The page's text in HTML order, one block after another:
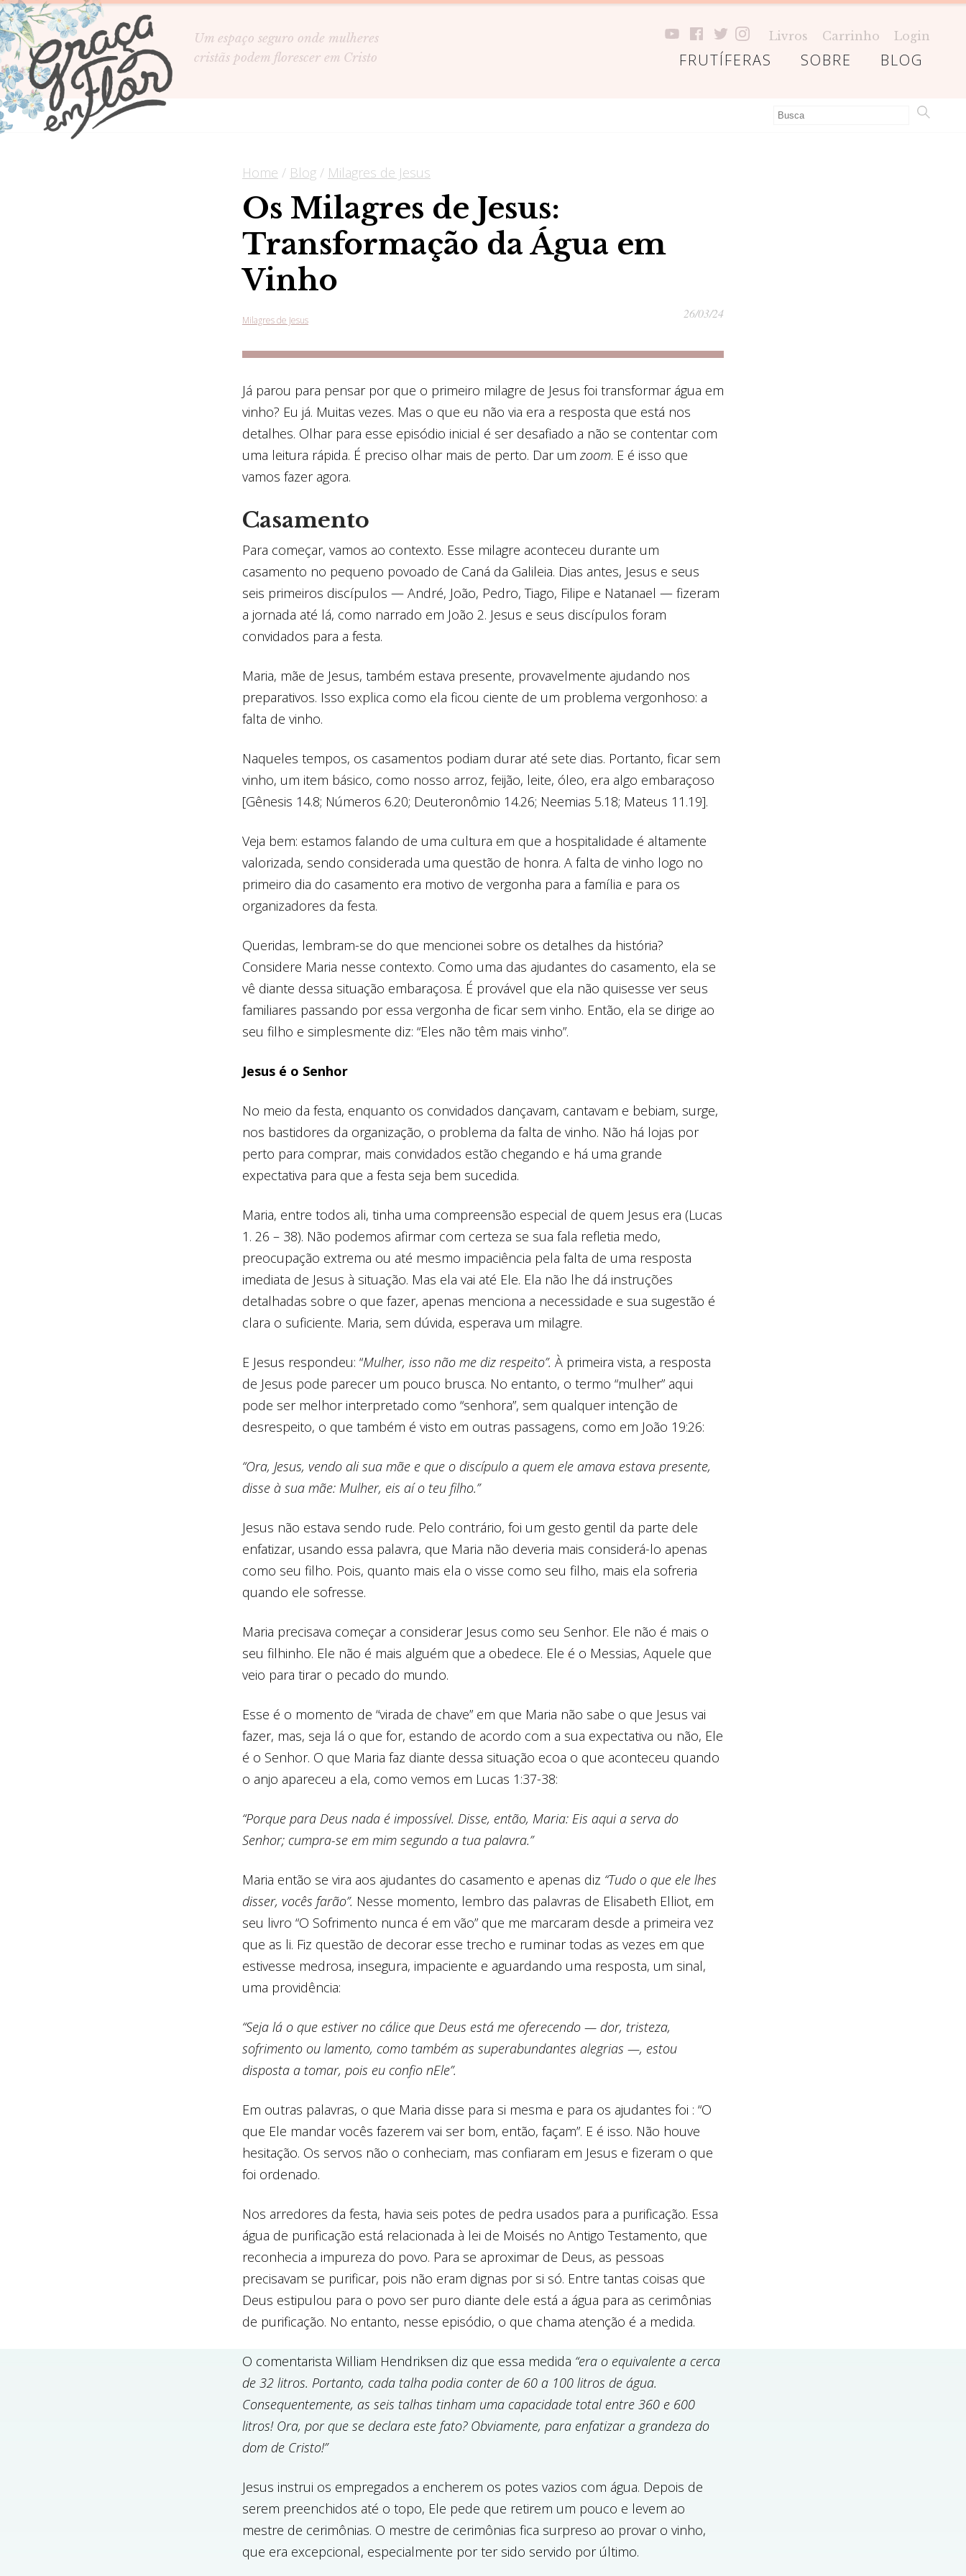
Um espaço seguro onde mulheres
cristãs podem florescer em Cristo
Livros Carrinho Login
BLOG
SOBRE
FRUTÍFERAS
Home / Blog / Milagres de Jesus
Os Milagres de Jesus:
Transformação da Água em
Vinho
Milagres de Jesus 26/03/24
Já parou para pensar por que o primeiro milagre de Jesus foi transformar água em
vinho? Eu já. Muitas vezes. Mas o que eu não via era a resposta que está nos
detalhes. Olhar para esse episódio inicial é ser desafiado a não se contentar com
uma leitura rápida. É preciso olhar mais de perto. Dar umzoom. E é isso que
vamos fazer agora.
Casamento
Para começar, vamos ao contexto. Esse milagre aconteceu durante um
casamento no pequeno povoado de Caná da Galileia. Dias antes, Jesus e seus
seis primeiros discípulos — André, João, Pedro, Tiago, Filipe e Natanael — fizeram
a jornada até lá, como narrado em João 2. Jesus e seus discípulos foram
convidados para a festa.
Maria, mãe de Jesus, também estava presente, provavelmente ajudando nos
preparativos. Isso explica como ela ficou ciente de um problema vergonhoso: a
falta de vinho.
Naqueles tempos, os casamentos podiam durar até sete dias. Portanto, ficar sem
vinho, um item básico, como nosso arroz, feijão, leite, óleo, era algo embaraçoso
[Gênesis 14.8; Números 6.20; Deuteronômio 14.26; Neemias 5.18; Mateus 11.19].
Veja bem: estamos falando de uma cultura em que a hospitalidade é altamente
valorizada, sendo considerada uma questão de honra. A falta de vinho logo no
primeiro dia do casamento era motivo de vergonha para a família e para os
organizadores da festa.
Queridas, lembram-se do que mencionei sobre os detalhes da história?
Considere Maria nesse contexto. Como uma das ajudantes do casamento, ela se
vê diante dessa situação embaraçosa. É provável que ela não quisesse ver seus
familiares passando por essa vergonha de ficar sem vinho. Então, ela se dirige ao
seu filho e simplesmente diz: “Eles não têm mais vinho”.
Jesus é o Senhor
No meio da festa, enquanto os convidados dançavam, cantavam e bebiam, surge,
nos bastidores da organização, o problema da falta de vinho. Não há lojas por
perto para comprar, mais convidados estão chegando e há uma grande
expectativa para que a festa seja bem sucedida.
Maria, entre todos ali, tinha uma compreensão especial de quem Jesus era (Lucas
1. 26 – 38). Não podemos afirmar com certeza se sua fala refletia medo,
preocupação extrema ou até mesmo impaciência pela falta de uma resposta
imediata de Jesus à situação. Mas ela vai até Ele. Ela não lhe dá instruções
detalhadas sobre o que fazer, apenas menciona a necessidade e sua sugestão é
clara o suficiente. Maria, sem dúvida, esperava um milagre.
E Jesus respondeu: “Mulher, isso não me diz respeito”. À primeira vista, a resposta
de Jesus pode parecer um pouco brusca. No entanto, o termo “mulher” aqui
pode ser melhor interpretado como “senhora”, sem qualquer intenção de
desrespeito, o que também é visto em outras passagens, como em João 19:26:
“Ora, Jesus, vendo ali sua mãe e que o discípulo a quem ele amava estava presente,
disse à sua mãe: Mulher, eis aí o teu filho.”
Jesus não estava sendo rude. Pelo contrário, foi um gesto gentil da parte dele
enfatizar, usando essa palavra, que Maria não deveria mais considerá-lo apenas
como seu filho. Pois, quanto mais ela o visse como seu filho, mais ela sofreria
quando ele sofresse.
Maria precisava começar a considerar Jesus como seu Senhor. Ele não é mais o
seu filhinho. Ele não é mais alguém que a obedece. Ele é o Messias, Aquele que
veio para tirar o pecado do mundo.
Esse é o momento de “virada de chave” em que Maria não sabe o que Jesus vai
fazer, mas, seja lá o que for, estando de acordo com a sua expectativa ou não, Ele
é o Senhor. O que Maria faz diante dessa situação ecoa o que aconteceu quando
o anjo apareceu a ela, como vemos em Lucas 1:37-38:
“Porque para Deus nada é impossível. Disse, então, Maria: Eis aqui a serva do
Senhor; cumpra-se em mim segundo a tua palavra.”
Maria então se vira aos ajudantes do casamento e apenas diz “Tudo o que ele lhes
disser, vocês farão”. Nesse momento, lembro das palavras de Elisabeth Elliot, em
seu livro “O Sofrimento nunca é em vão” que me marcaram desde a primeira vez
que as li. Fiz questão de decorar esse trecho e ruminar todas as vezes em que
estivesse medrosa, insegura, impaciente e aguardando uma resposta, um sinal,
uma providência:
“Seja lá o que estiver no cálice que Deus está me oferecendo — dor, tristeza,
sofrimento ou lamento, como também as superabundantes alegrias —, estou
disposta a tomar, pois eu confio nEle”.
Em outras palavras, o que Maria disse para si mesma e para os ajudantes foi : “O
que Ele mandar vocês fazerem vai ser bom, então, façam”. E é isso. Não houve
hesitação. Os servos não o conheciam, mas confiaram em Jesus e fizeram o que
foi ordenado.
Nos arredores da festa, havia seis potes de pedra usados para a purificação. Essa
água de purificação está relacionada à lei de Moisés no Antigo Testamento, que
reconhecia a impureza do povo. Para se aproximar de Deus, as pessoas
precisavam se purificar, pois não eram dignas por si só. Entre tantas coisas que
Deus estipulou para o povo ser puro diante dele está a água para as cerimônias
de purificação. No entanto, nesse episódio, o que chama atenção é a medida.
O comentarista William Hendriksen diz que essa medida “era o equivalente a cerca
de 32 litros. Portanto, cada talha podia conter de 60 a 100 litros de água.
Consequentemente, as seis talhas tinham uma capacidade total entre 360 e 600
litros! Ora, por que se declara este fato? Obviamente, para enfatizar a grandeza do
dom de Cristo!”
Jesus instrui os empregados a encherem os potes vazios com água. Depois de
serem preenchidos até o topo, Ele pede que retirem um pouco e levem ao
mestre de cerimônias. O mestre de cerimônias fica surpreso ao provar o vinho,
que era excepcional, especialmente por ter sido servido por último.